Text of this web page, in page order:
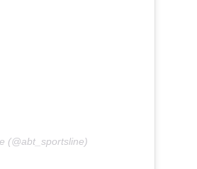
(@abt_sportsline)